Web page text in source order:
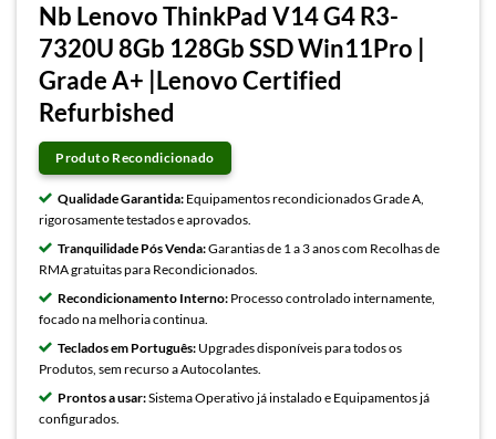
Nb Lenovo ThinkPad V14 G4 R3-
7320U 8Gb 128Gb SSD Win11Pro |
Grade A+ |Lenovo Certified
Refurbished
Produto Recondicionado
Qualidade Garantida: Equipamentos recondicionados Grade A,
rigorosamente testados e aprovados.
Tranquilidade Pós Venda:Garantias de 1 a 3 anos com Recolhas de
RMA gratuitas para Recondicionados.
Recondicionamento Interno: Processo controlado internamente,
focado na melhoria continua.
Teclados em Português: Upgrades disponíveis para todos os
Produtos, sem recurso a Autocolantes.
Prontos a usar:Sistema Operativo já instalado e Equipamentos já
configurados.